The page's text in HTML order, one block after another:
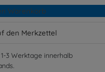
den Merkzettel
Warenkorb
3 Werktage innerhalb